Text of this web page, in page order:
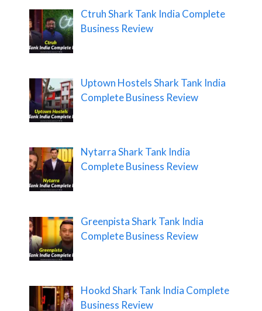
Ctruh Shark Tank India Complete
Business Review
Uptown Hostels Shark Tank India
Complete Business Review
Nytarra Shark Tank India
Complete Business Review
Greenpista Shark Tank India
Complete Business Review
Hookd Shark Tank India Complete
Business Review